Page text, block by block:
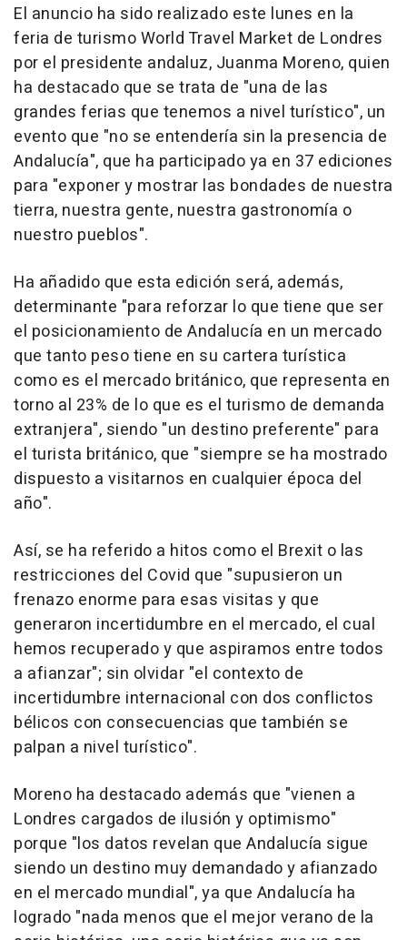
El anuncio ha sido realizado este lunes en la
feria de turismo World Travel Market de Londres
por el presidente andaluz, Juanma Moreno, quien
ha destacado que se trata de "una de las
grandes ferias que tenemos a nivel turístico", un
evento que "no se entendería sin la presencia de
Andalucía", que ha participado ya en 37 ediciones
para "exponer y mostrar las bondades de nuestra
tierra, nuestra gente, nuestra gastronomía o
nuestro pueblos".
Ha añadido que esta edición será, además,
determinante "para reforzar lo que tiene que ser
el posicionamiento de Andalucía en un mercado
que tanto peso tiene en su cartera turística
como es el mercado británico, que representa en
torno al 23% de lo que es el turismo de demanda
extranjera", siendo "un destino preferente" para
el turista británico, que "siempre se ha mostrado
dispuesto a visitarnos en cualquier época del
año".
Así, se ha referido a hitos como el Brexit o las
restricciones del Covid que "supusieron un
frenazo enorme para esas visitas y que
generaron incertidumbre en el mercado, el cual
hemos recuperado y que aspiramos entre todos
a afianzar"; sin olvidar "el contexto de
incertidumbre internacional con dos conflictos
bélicos con consecuencias que también se
palpan a nivel turístico".
Moreno ha destacado además que "vienen a
Londres cargados de ilusión y optimismo"
porque "los datos revelan que Andalucía sigue
siendo un destino muy demandado y afianzado
en el mercado mundial", ya que Andalucía ha
logrado "nada menos que el mejor verano de la